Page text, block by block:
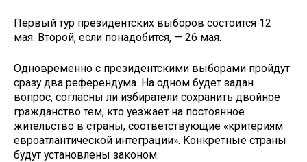
Первый тур президентских выборов состоится 12
мая. Второй, если понадобится, — 26 мая.
Одновременно с президентскими выборами пройдут
сразу два референдума. На одном будет задан
вопрос, согласны ли избиратели сохранить двойное
гражданство тем, кто уезжает на постоянное
жительство в страны, соответствующие «критериям
евроатлантической интеграции». Конкретные страны
будут установлены законом.